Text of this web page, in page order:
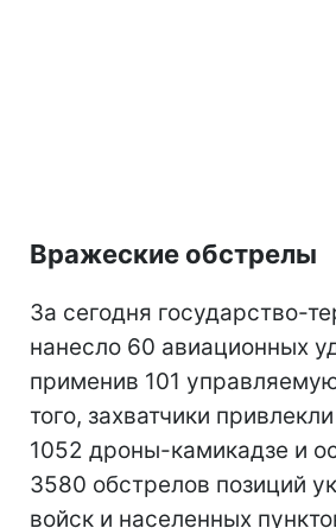
Вражеские обстрелы
За сегодня государство-
нанесло 60 авиационных
применив 101
того, захватчики
1052 дроны-камикадзе и
3580 обстрелов позиций
войск и населенных